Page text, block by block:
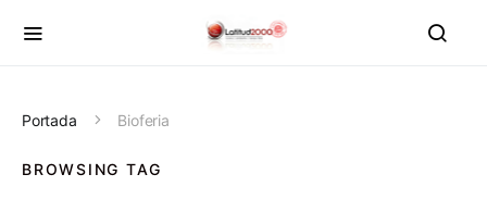
Portada Bioferia
BROWSING TAG